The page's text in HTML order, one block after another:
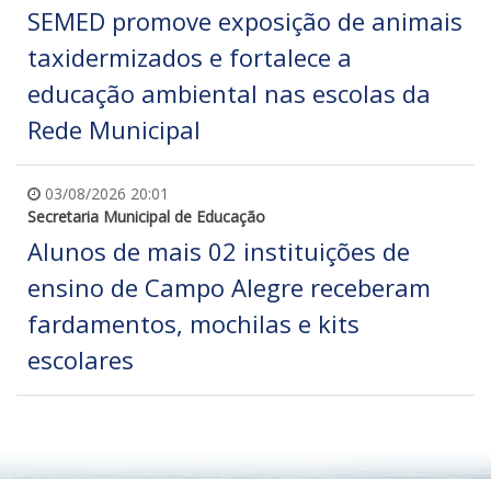
SEMED promove exposição de animais
taxidermizados e fortalece a
educação ambiental nas escolas da
Rede Municipal
03/08/2026 20:01
Secretaria Municipal de Educação
Alunos de mais 02 instituições de
ensino de Campo Alegre receberam
fardamentos, mochilas e kits
escolares